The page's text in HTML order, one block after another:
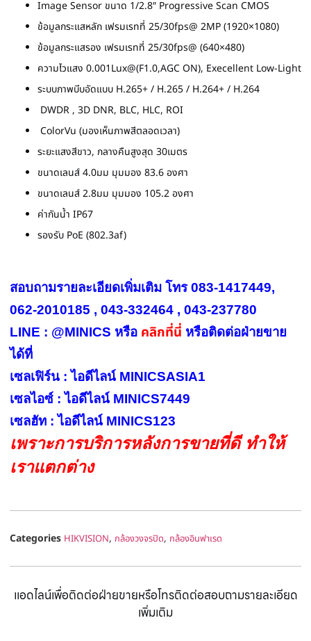
Image Sensor ขนาด 1/2.8″ Progressive Scan CMOS
ข้อมูลกระแสหลัก เฟรมเรทที่ 25/30fps@ 2MP (1920×1080)
ข้อมูลกระแสรอง เฟรมเรทที่ 25/30fps@ (640×480)
ความไวแสง 0.001Lux@(F1.0,AGC ON), Execellent Low-Light
ระบบภาพบีบอัดแบบ H.265+ / H.265 / H.264+ / H.264
DWDR , 3D DNR, BLC, HLC, ROI
ColorVu (มองเห็นภาพสีตลอดเวลา)
ระยะแสงสีขาว, กลางคืนสูงสุด 30เมตร
ขนาดเลนส์ 4.0มม มุมมอง 83.6 องศา
ขนาดเลนส์ 2.8มม มุมมอง 105.2 องศา
ค่ากันน้ำ IP67
รองรับ PoE (802.3af)
สอบถามรายละเอียดเพิ่มเติม โทร 083-1417449,
062-2010185 , 043-332464 , 043-237780
LINE : @MINICS หรือ คลิกที่นี่ หรือติดต่อฝ่ายขาย
ได้ที่
เซลเฟิร์น : ไอดีไลน์ MINICSASIA1
เซลไอซ์ : ไอดีไลน์ MINICS7449
เซลฮัท : ไอดีไลน์ MINICS123
เพราะการบริการหลังการขายที่ดี ทำให้
เราแตกต่าง
Categories HIKVISION, กล้องวงจรปิด, กล้องอินฟาเรด
แอดไลน์เพื่อติดต่อฝ่ายขายหรือโทรติดต่อสอบถามรายละเอียด
เพิ่มเติม